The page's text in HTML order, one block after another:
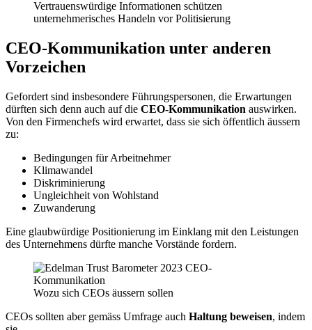
Vertrauenswürdige Informationen schützen
unternehmerisches Handeln vor Politisierung
CEO-Kommunikation unter anderen
Vorzeichen
Gefordert sind insbesondere Führungspersonen, die Erwartungen
dürften sich denn auch auf die CEO-Kommunikation auswirken.
Von den Firmenchefs wird erwartet, dass sie sich öffentlich äussern
zu:
Bedingungen für Arbeitnehmer
Klimawandel
Diskriminierung
Ungleichheit von Wohlstand
Zuwanderung
Eine glaubwürdige Positionierung im Einklang mit den Leistungen
des Unternehmens dürfte manche Vorstände fordern.
Wozu sich CEOs äussern sollen
CEOs sollten aber gemäss Umfrage auch Haltung beweisen, indem